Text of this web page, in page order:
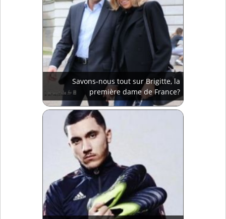
Savons-nous tout sur Brigitte, la
première dame de France?